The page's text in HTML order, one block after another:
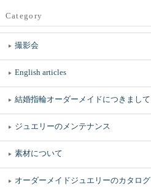
Category
撮影会
English articles
結婚指輪オーダーメイドにつきまして
ジュエリーのメンテナンス
素材について
オーダーメイドジュエリーのカタログ